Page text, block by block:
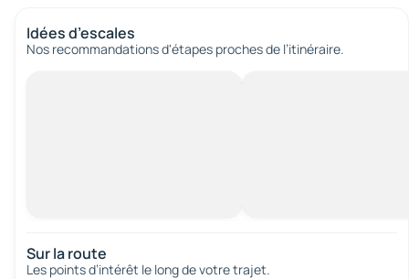
Idées d’escales
Nos recommandations d'étapes proches de l’itinéraire.
Sur la route
Les points d’intérêt le long de votre trajet.